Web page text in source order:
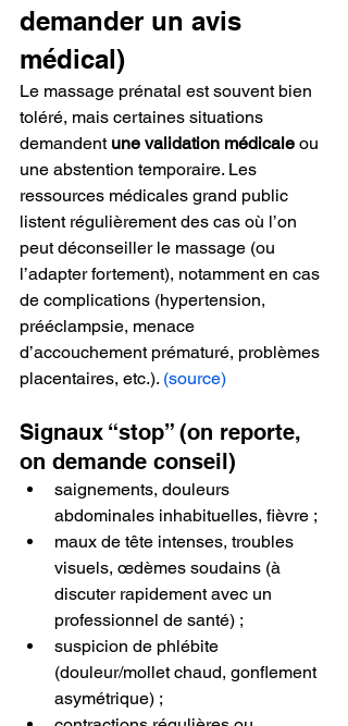
demander un avis
médical)
Le massage prénatal est souvent bien
toléré, mais certaines situations
demandent une validation médicale ou
une abstention temporaire. Les
ressources médicales grand public
listent régulièrement des cas où l’on
peut déconseiller le massage (ou
l’adapter fortement), notamment en cas
de complications (hypertension,
prééclampsie, menace
d’accouchement prématuré, problèmes
placentaires, etc.). (source)
Signaux “stop” (on reporte,
on demande conseil)
saignements, douleurs
abdominales inhabituelles, fièvre ;
maux de tête intenses, troubles
visuels, œdèmes soudains (à
discuter rapidement avec un
professionnel de santé) ;
suspicion de phlébite
(douleur/mollet chaud, gonflement
asymétrique) ;